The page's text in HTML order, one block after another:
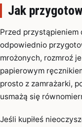
Jak
Przed przystąpieniem
odpowiednio
mrożonych, rozmroź
papierowym
prosto z zamrażarki,
usmażą się
Jeśli kupiłeś